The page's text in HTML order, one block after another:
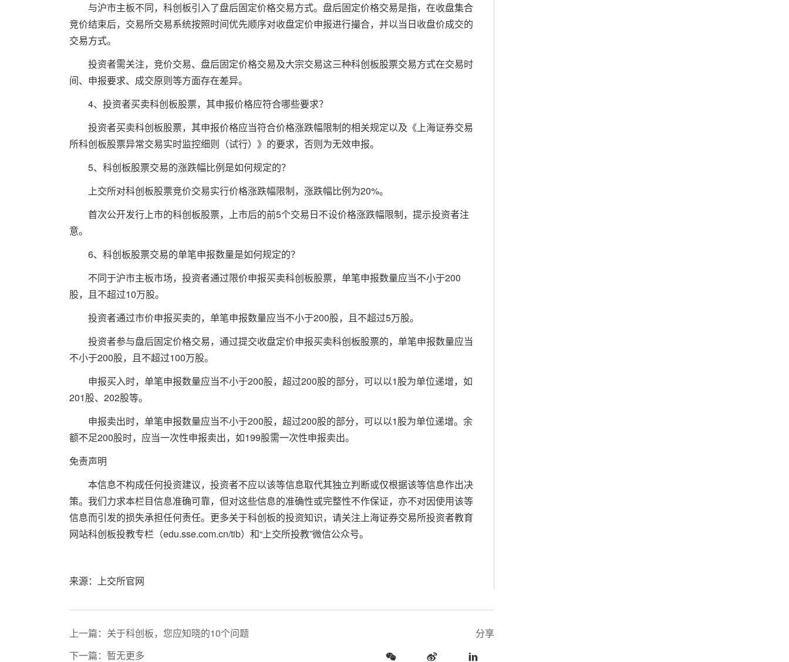
与沪市主板不同，科创板引入了盘后固定价格交易方式。盘后固定价格交易是指，在收盘集合
竞价结束后，交易所交易系统按照时间优先顺序对收盘定价申报进行撮合，并以当日收盘价成交的
交易方式。
投资者需关注，竞价交易、盘后固定价格交易及大宗交易这三种科创板股票交易方式在交易时
间、申报要求、成交原则等方面存在差异。
4、投资者买卖科创板股票，其申报价格应符合哪些要求？
投资者买卖科创板股票，其申报价格应当符合价格涨跌幅限制的相关规定以及《上海证券交易
所科创板股票异常交易实时监控细则（试行）》的要求，否则为无效申报。
5、科创板股票交易的涨跌幅比例是如何规定的？
上交所对科创板股票竞价交易实行价格涨跌幅限制，涨跌幅比例为20%。
首次公开发行上市的科创板股票，上市后的前5个交易日不设价格涨跌幅限制，提示投资者注
意。
6、科创板股票交易的单笔申报数量是如何规定的？
不同于沪市主板市场，投资者通过限价申报买卖科创板股票，单笔申报数量应当不小于200
股，且不超过10万股。
投资者通过市价申报买卖的，单笔申报数量应当不小于200股，且不超过5万股。
投资者参与盘后固定价格交易，通过提交收盘定价申报买卖科创板股票的，单笔申报数量应当
不小于200股，且不超过100万股。
申报买入时，单笔申报数量应当不小于200股，超过200股的部分，可以以1股为单位递增，如
201股、202股等。
申报卖出时，单笔申报数量应当不小于200股，超过200股的部分，可以以1股为单位递增。余
额不足200股时，应当一次性申报卖出，如199股需一次性申报卖出。
免责声明
本信息不构成任何投资建议，投资者不应以该等信息取代其独立判断或仅根据该等信息作出决
策。我们力求本栏目信息准确可靠，但对这些信息的准确性或完整性不作保证，亦不对因使用该等
信息而引发的损失承担任何责任。更多关于科创板的投资知识，请关注上海证券交易所投资者教育
网站科创板投教专栏（edu.sse.com.cn/tib）和“上交所投教”微信公众号。
来源：上交所官网
上一篇：关于科创板，您应知晓的10个问题
下一篇：暂无更多
分享